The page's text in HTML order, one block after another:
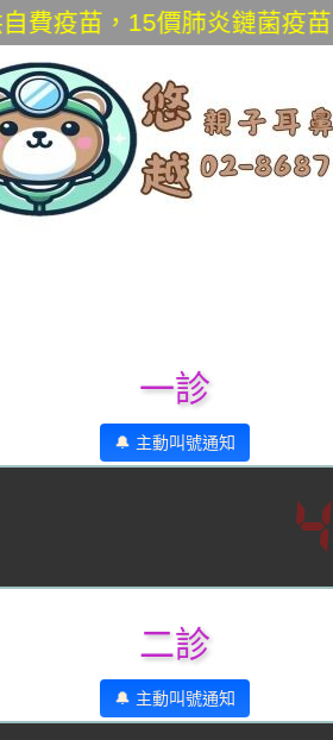
價肺炎鏈菌疫苗、新型
一診
🔔 主動叫號通知
二診
🔔 主動叫號通知